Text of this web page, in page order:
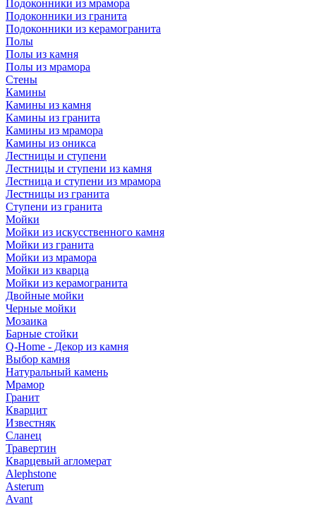
Подоконники из мрамора
Подоконники из гранита
Подоконники из керамогранита
Полы
Полы из камня
Полы из мрамора
Стены
Камины
Камины из камня
Камины из гранита
Камины из мрамора
Камины из оникса
Лестницы и ступени
Лестницы и ступени из камня
Лестница и ступени из мрамора
Лестницы из гранита
Ступени из гранита
Мойки
Мойки из искусственного камня
Мойки из гранита
Мойки из мрамора
Мойки из кварца
Мойки из керамогранита
Двойные мойки
Черные мойки
Мозаика
Барные стойки
Q-Home - Декор из камня
Выбор камня
Натуральный камень
Мрамор
Гранит
Кварцит
Известняк
Сланец
Травертин
Кварцевый агломерат
Alephstone
Asterum
Avant